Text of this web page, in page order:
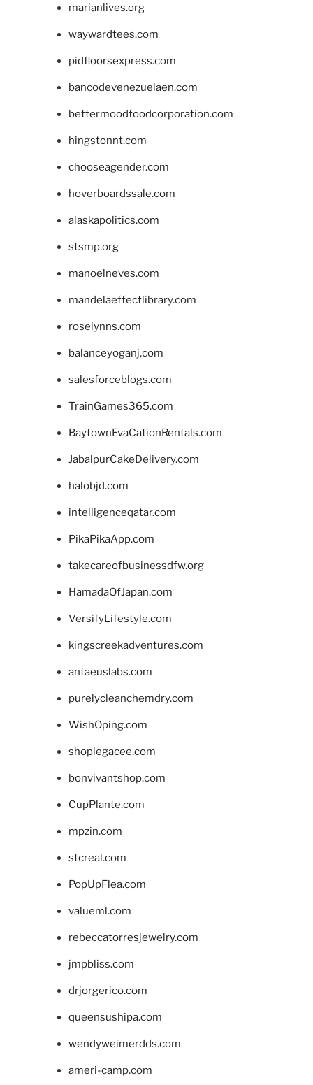
marianlives.org
waywardtees.com
pidfloorsexpress.com
bancodevenezuelaen.com
bettermoodfoodcorporation.com
hingstonnt.com
chooseagender.com
hoverboardssale.com
alaskapolitics.com
stsmp.org
manoelneves.com
mandelaeffectlibrary.com
roselynns.com
balanceyoganj.com
salesforceblogs.com
TrainGames365.com
BaytownEvaCationRentals.com
JabalpurCakeDelivery.com
halobjd.com
intelligenceqatar.com
PikaPikaApp.com
takecareofbusinessdfw.org
HamadaOfJapan.com
VersifyLifestyle.com
kingscreekadventures.com
antaeuslabs.com
purelycleanchemdry.com
WishOping.com
shoplegacee.com
bonvivantshop.com
CupPlante.com
mpzin.com
stcreal.com
PopUpFlea.com
valueml.com
rebeccatorresjewelry.com
jmpbliss.com
drjorgerico.com
queensushipa.com
wendyweimerdds.com
ameri-camp.com